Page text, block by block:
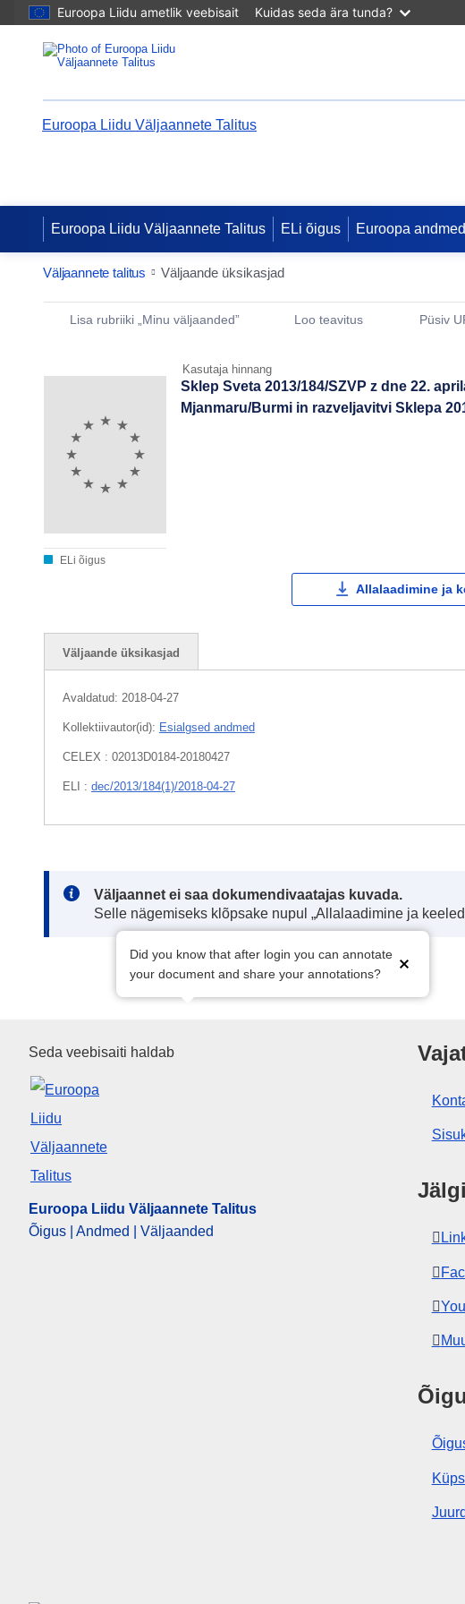
Euroopa Liidu ametlik veebisait Kuidas seda ära tunda?
Euroopa Liidu Väljaannete Talitus
Euroopa Liidu Väljaannete Talitus ELi õigus Euroopa andmed
Väljaannete talitus Väljaande üksikasjad
Publication Detail Actions Portlet
Lisa rubriiki „Minu väljaanded” Loo teavitus Püsiv
Kasutaja hinnang
ELi õigus
Sklep Sveta 2013/184/SZVP z dne 22.
Mjanmaru/Burmi in razveljavitvi Sklepa
Allalaadimine ja
Väljaande üksikasjad
Avaldatud: 2018-04-27
Kollektiivautor(id): Esialgsed andmed
CELEX : 02013D0184-20180427
ELI : dec/2013/184(1)/2018-04-27
Note:
Väljaannet ei saa dokumendivaatajas kuvada.
Selle nägemiseks klõpsake nupul „Allalaadimine ja
Did you know that after login you can annotate
your document and share your annotations?
Euroopa Liidu Väljaannete Talitus
Seda veebisaiti haldab
Euroopa Liidu Väljaannete Talitus
Õigus | Andmed | Väljaanded